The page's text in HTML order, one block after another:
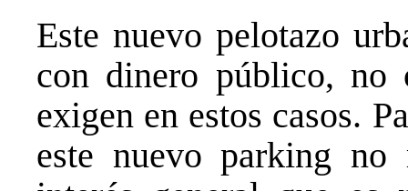
Este nuevo pelotazo
con dinero público, no
exigen en estos casos.
este nuevo parking